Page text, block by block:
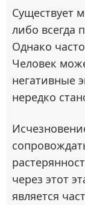
Существует
либо всегда
Однако
Человек
негативные
нередко
через этот
является